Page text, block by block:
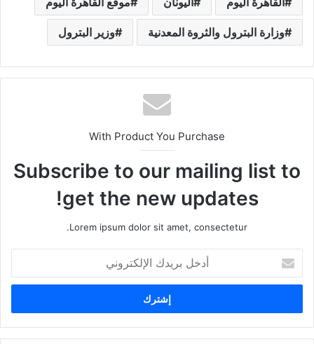
وزارة البترول والثروة المعدنية وزير البترول
With Product You Purchase
Subscribe to our mailing list to
get the new updates!
Lorem ipsum dolor sit amet, consectetur.
خ
ب
ر